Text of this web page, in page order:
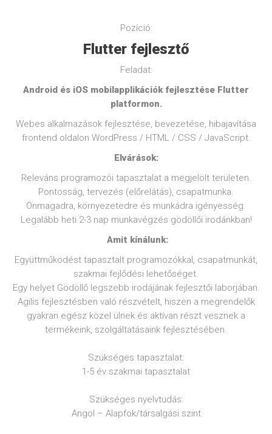
Pozíció:
Flutter fejlesztő
Feladat:
Android és iOS mobilapplikációk fejlesztése Flutter
platformon.
Webes alkalmazások fejlesztése, bevezetése, hibajavítása
frontend oldalon WordPress / HTML / CSS / JavaScript.
Elvárások:
Releváns programozói tapasztalat a megjelölt területen.
Pontosság, tervezés (előrelátás), csapatmunka.
Önmagadra, környezetedre és munkádra igényesség.
Legalább heti 2-3 nap munkavégzés gödöllői irodánkban!
​ Amit kínálunk:
Együttműködést tapasztalt programozókkal, csapatmunkát,
szakmai fejlődési lehetőséget.
Egy helyet Gödöllő legszebb irodájának fejlesztői laborjában.
Agilis fejlesztésben való részvételt, hiszen a megrendelők
gyakran egész közel ülnek és aktívan részt vesznek a
termékeink, szolgáltatásaink fejlesztésében.
​Szükséges tapasztalat:
1-5 év szakmai tapasztalat
​Szükséges nyelvtudás:
Angol – Alapfok/társalgási szint